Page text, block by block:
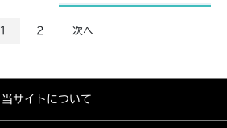
1 2 次へ
当サイトについて